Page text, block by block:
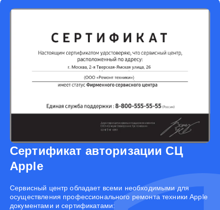
Сертификат авторизации СЦ
Apple
Cервисный центр обладает всеми необходимыми для
осуществления профессионального ремонта техники Apple
документами и сертификатами: